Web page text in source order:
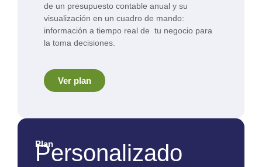
de un presupuesto contable anual y su
visualización en un cuadro de mando:
información a tiempo real de tu negocio para
la toma decisiones.
Ver plan
Plan
Personalizado